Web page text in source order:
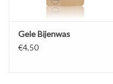
Gele Bijenwas
€4,50